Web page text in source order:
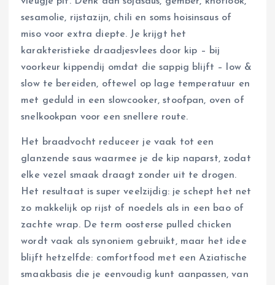
sesamolie, rijstazijn, chili en soms hoisinsaus of
miso voor extra diepte. Je krijgt het
karakteristieke draadjesvlees door kip – bij
voorkeur kippendij omdat die sappig blijft – low &
slow te bereiden, oftewel op lage temperatuur en
met geduld in een slowcooker, stoofpan, oven of
snelkookpan voor een snellere route.
Het braadvocht reduceer je vaak tot een
glanzende saus waarmee je de kip naparst, zodat
elke vezel smaak draagt zonder uit te drogen.
Het resultaat is super veelzijdig: je schept het net
zo makkelijk op rijst of noedels als in een bao of
zachte wrap. De term oosterse pulled chicken
wordt vaak als synoniem gebruikt, maar het idee
blijft hetzelfde: comfortfood met een Aziatische
smaakbasis die je eenvoudig kunt aanpassen, van